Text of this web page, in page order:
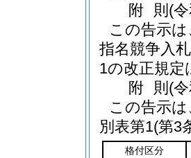
附 則 (
この告示
指名競争入
1の改正規定
附 則 (
この告示
別表第1(第3
格付区分